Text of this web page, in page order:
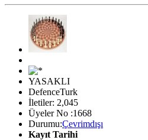
YASAKLI
DefenceTurk
İletiler: 2,045
Üyeler No :1668
Durumu:Çevrimdışı
Kayıt Tarihi